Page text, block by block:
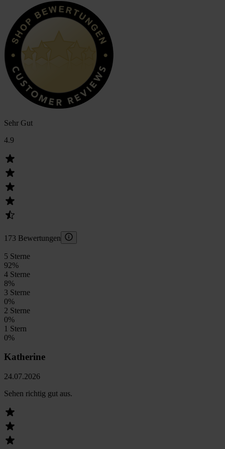
Sehr Gut
4.9
173 Bewertungen
5 Sterne
92%
4 Sterne
8%
3 Sterne
0%
2 Sterne
0%
1 Stern
0%
Katherine
24.07.2026
Sehen richtig gut aus.